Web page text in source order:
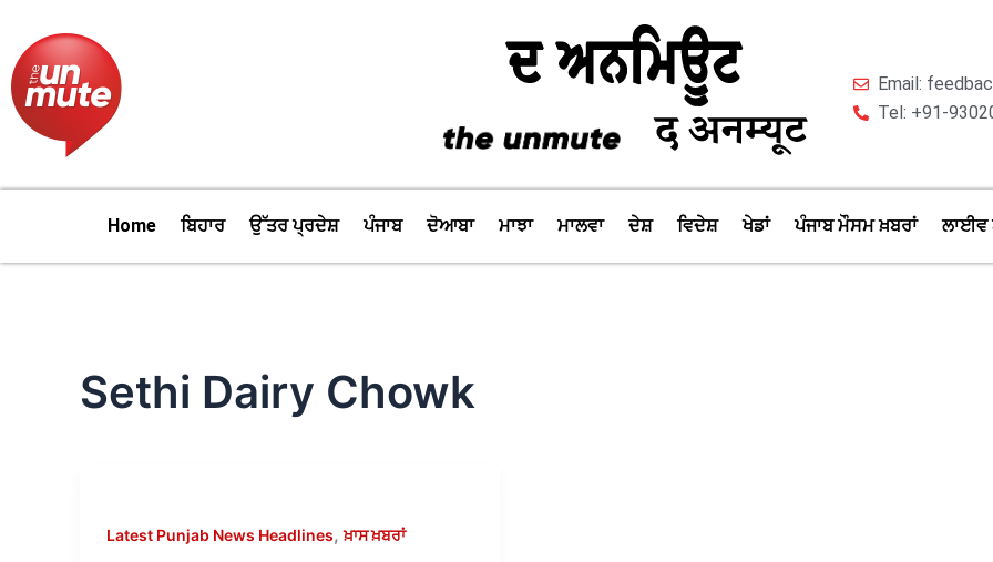
content
Email:
Tel: +91-
Home ਬਿਹਾਰ ਉੱਤਰ ਪ੍ਰਦੇਸ਼ ਪੰਜਾਬ ਦੋਆਬਾ ਮਾਝਾ ਮਾਲਵਾ ਦੇਸ਼ ਵਿਦੇਸ਼ ਖੇਡਾਂ ਪੰਜਾਬ ਮੌਸਮ ਖ਼ਬਰਾਂ ਲਾਈਵ
Sethi Dairy Chowk
Latest Punjab News Headlines,ਖ਼ਾਸ ਖ਼ਬਰਾਂ